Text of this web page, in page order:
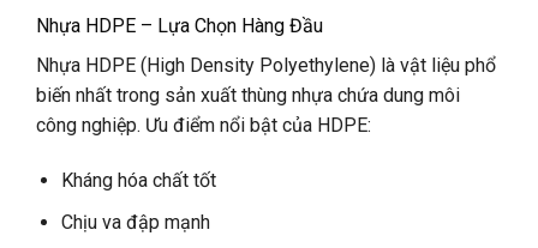
Nhựa HDPE – Lựa Chọn Hàng Đầu
Nhựa HDPE (High Density Polyethylene) là vật liệu phổ
biến nhất trong sản xuất thùng nhựa chứa dung môi
công nghiệp. Ưu điểm nổi bật của HDPE:
Kháng hóa chất tốt
Chịu va đập mạnh